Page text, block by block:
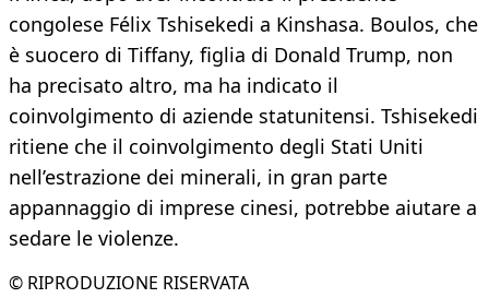
congolese Félix Tshisekedi a Kinshasa. Boulos, che
è suocero di Tiffany, figlia di Donald Trump, non
ha precisato altro, ma ha indicato il
coinvolgimento di aziende statunitensi. Tshisekedi
ritiene che il coinvolgimento degli Stati Uniti
nell’estrazione dei minerali, in gran parte
appannaggio di imprese cinesi, potrebbe aiutare a
sedare le violenze.
© RIPRODUZIONE RISERVATA